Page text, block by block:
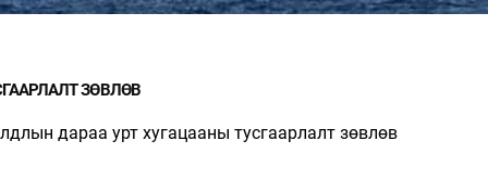
ЗӨВЛӨВ
дараа урт хугацааны тусгаарлалт зөвлөв